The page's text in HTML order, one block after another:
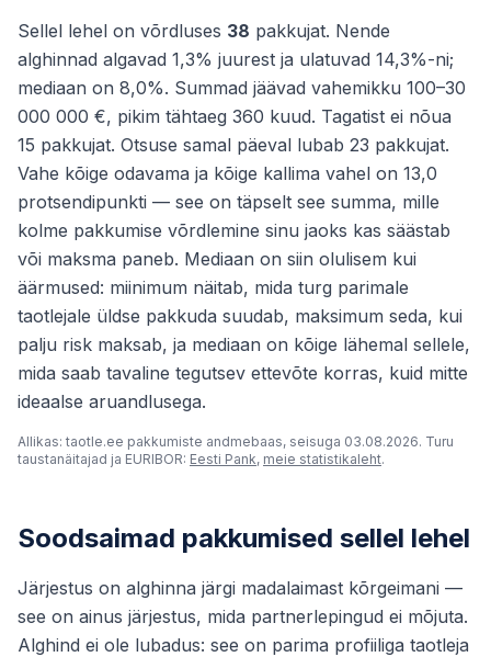
Sellel lehel on võrdluses 38 pakkujat. Nende
alghinnad algavad 1,3% juurest ja ulatuvad 14,3%-ni;
mediaan on 8,0%. Summad jäävad vahemikku 100–30
000 000 €, pikim tähtaeg 360 kuud. Tagatist ei nõua
15 pakkujat. Otsuse samal päeval lubab 23 pakkujat.
Vahe kõige odavama ja kõige kallima vahel on 13,0
protsendipunkti — see on täpselt see summa, mille
kolme pakkumise võrdlemine sinu jaoks kas säästab
või maksma paneb. Mediaan on siin olulisem kui
äärmused: miinimum näitab, mida turg parimale
taotlejale üldse pakkuda suudab, maksimum seda, kui
palju risk maksab, ja mediaan on kõige lähemal sellele,
mida saab tavaline tegutsev ettevõte korras, kuid mitte
ideaalse aruandlusega.
Allikas: taotle.ee pakkumiste andmebaas, seisuga 03.08.2026. Turu
taustanäitajad ja EURIBOR: Eesti Pank, meie statistikaleht.
Soodsaimad pakkumised sellel lehel
Järjestus on alghinna järgi madalaimast kõrgeimani —
see on ainus järjestus, mida partnerlepingud ei mõjuta.
Alghind ei ole lubadus: see on parima profiiliga taotleja